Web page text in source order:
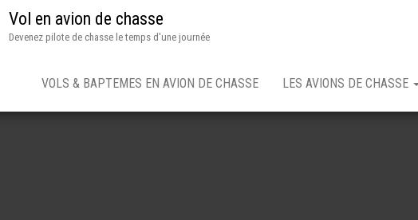
Vol en avion de chasse
Devenez pilote de chasse le temps d'une journée
VOLS & BAPTEMES EN AVION DE CHASSE LES AVIONS DE CHASSE